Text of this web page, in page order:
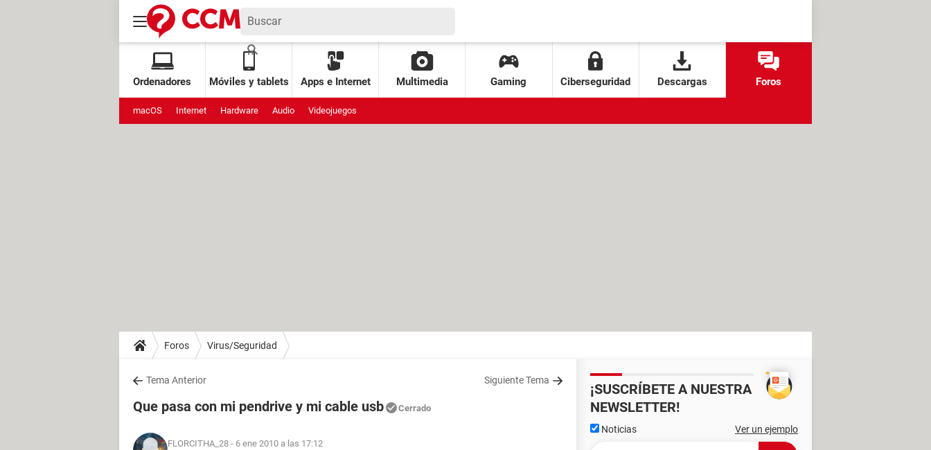
Ordenadores Móviles y tablets Apps e Internet Multimedia Gaming Ciberseguridad Descargas Foros
macOS Internet Hardware Audio Videojuegos
Foros Virus/Seguridad
Tema Anterior Siguiente Tema
Que pasa con mi pendrive y mi cable usb Cerrado
FLORCITHA_28 - 6 ene 2010 a las 17:12
¡SUSCRÍBETE A NUESTRA
NEWSLETTER!
Noticias Ver un ejemplo